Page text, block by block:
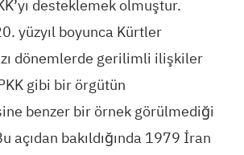
desteklemek olmuştur.
yüzyıl boyunca Kürtler
dönemlerde gerilimli ilişkiler
gibi bir örgütün
benzer bir örnek görülmediği
açıdan bakıldığında 1979 İran